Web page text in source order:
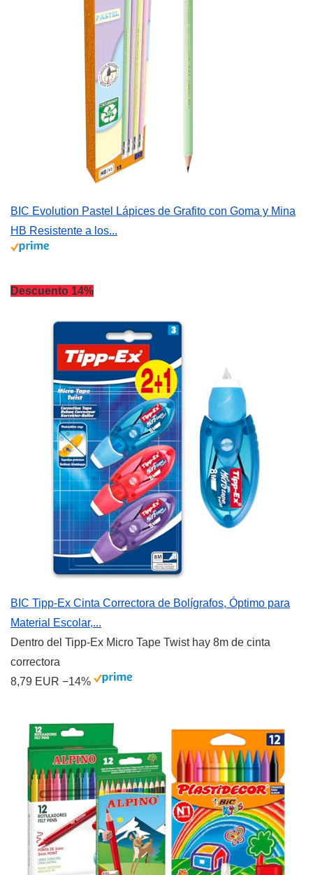
BIC Evolution Pastel Lápices de Grafito con Goma y Mina
HB Resistente a los...
Descuento 14%
BIC Tipp-Ex Cinta Correctora de Bolígrafos, Óptimo para
Material Escolar,...
Dentro del Tipp-Ex Micro Tape Twist hay 8m de cinta
correctora
8,79 EUR −14%